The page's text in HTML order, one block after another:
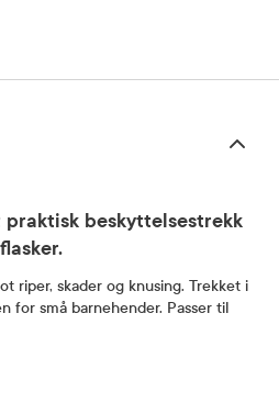
praktisk beskyttelsestrekk
riper, skader og knusing. Trekket i
for små barnehender. Passer til